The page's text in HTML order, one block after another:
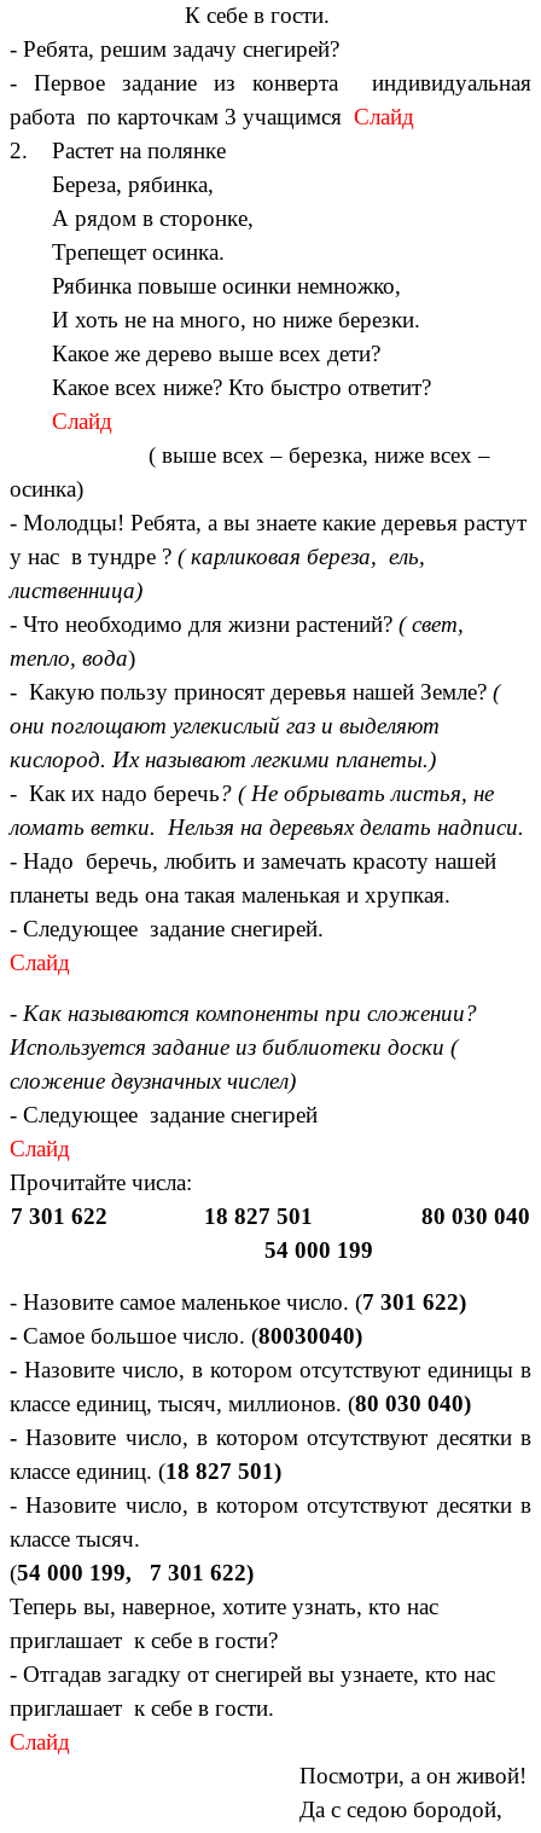
К себе в гости.
- Ребята, решим задачу снегирей?
- Первое задание из конверта
индивидуальная
работа по карточкам 3 учащимся Слайд
2. Растет на полянке
Береза, рябинка,
А рядом в сторонке,
Трепещет осинка.
Рябинка повыше осинки немножко,
И хоть не на много, но ниже березки.
Какое же дерево выше всех дети?
Какое всех ниже? Кто быстро ответит?
Слайд
( выше всех – березка, ниже всех –
осинка)
- Молодцы! Ребята, а вы знаете какие деревья растут
у нас в тундре ? ( карликовая береза, ель,
лиственница)
- Что необходимо для жизни растений? ( свет,
тепло, вода)
- Какую пользу приносят деревья нашей Земле? (
они поглощают углекислый газ и выделяют
кислород. Их называют легкими планеты.)
- Как их надо беречь? ( Не обрывать листья, не
ломать ветки. Нельзя на деревьях делать надписи.
- Надо беречь, любить и замечать красоту нашей
планеты ведь она такая маленькая и хрупкая.
- Следующее задание снегирей.
Слайд
- Как называются компоненты при сложении?
Используется задание из библиотеки доски (
сложение двузначных числел)
- Следующее задание снегирей
Слайд
Прочитайте числа:
7 301 622 18 827 501 80 030 040
54 000 199
- Назовите самое маленькое число. (7 301 622)
- Самое большое число. (80030040)
- Назовите число, в котором отсутствуют единицы в
классе единиц, тысяч, миллионов. (80 030 040)
-Назовите число, в котором отсутствуют десятки в
классе единиц. (18 827 501)
- Назовите число, в котором отсутствуют десятки в
классе тысяч.
(54 000 199, 7 301 622)
Теперь вы, наверное, хотите узнать, кто нас
приглашает к себе в гости?
- Отгадав загадку от снегирей вы узнаете, кто нас
приглашает к себе в гости.
Слайд
Посмотри, а он живой!
Да с седою бородой,